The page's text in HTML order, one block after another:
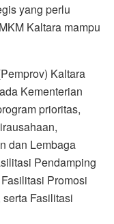
yang perlu
Kaltara mampu
Kaltara
Kementerian
prioritas,
dan Lembaga
Pendamping
Promosi
Fasilitasi